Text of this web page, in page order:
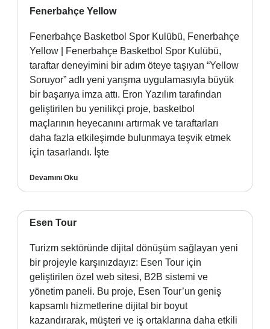
Fenerbahçe Yellow
Fenerbahçe Basketbol Spor Kulübü, Fenerbahçe
Yellow | Fenerbahçe Basketbol Spor Kulübü,
taraftar deneyimini bir adım öteye taşıyan “Yellow
Soruyor” adlı yeni yarışma uygulamasıyla büyük
bir başarıya imza attı. Eron Yazılım tarafından
geliştirilen bu yenilikçi proje, basketbol
maçlarının heyecanını artırmak ve taraftarları
daha fazla etkileşimde bulunmaya teşvik etmek
için tasarlandı. İşte
Devamını Oku
Esen Tour
Turizm sektöründe dijital dönüşüm sağlayan yeni
bir projeyle karşınızdayız: Esen Tour için
geliştirilen özel web sitesi, B2B sistemi ve
yönetim paneli. Bu proje, Esen Tour’un geniş
kapsamlı hizmetlerine dijital bir boyut
kazandırarak, müşteri ve iş ortaklarına daha etkili